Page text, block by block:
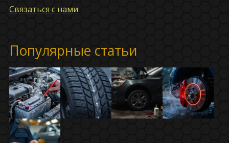
Связаться с нами
Популярные статьи